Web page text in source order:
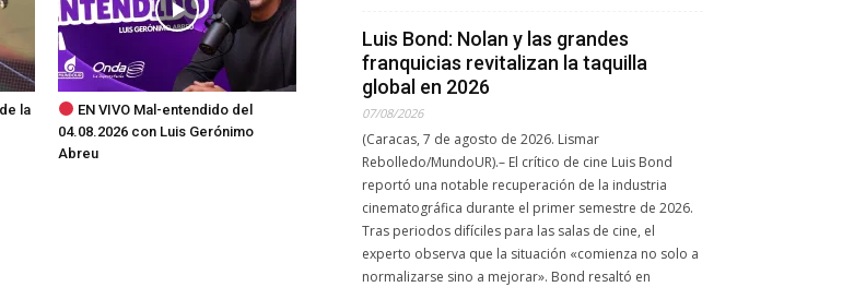
la
EN VIVO Mal-entendido del
04.08.2026 con Luis Gerónimo
Abreu
Luis Bond: Nolan y las grandes
franquicias revitalizan la taquilla
global en 2026
07/08/2026
(Caracas, 7 de agosto de 2026. Lismar
Rebolledo/MundoUR).– El crítico de cine Luis Bond
reportó una notable recuperación de la industria
cinematográfica durante el primer semestre de 2026.
Tras periodos difíciles para las salas de cine, el
experto observa que la situación «comienza no solo a
normalizarse sino a mejorar». Bond resaltó en